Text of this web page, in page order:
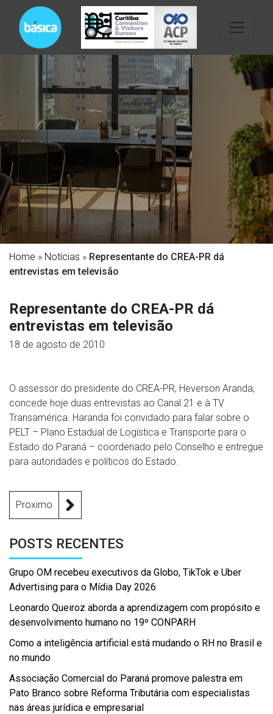
Home » Notícias » Representante do CREA-PR dá
entrevistas em televisão
Representante do CREA-PR dá
entrevistas em televisão
18 de agosto de 2010
O assessor do presidente do CREA-PR, Heverson Aranda,
concede hoje duas entrevistas ao Canal 21 e à TV
Transamérica. Haranda foi convidado para falar sobre o
PELT – Plano Estadual de Logística e Transporte para o
Estado do Paraná – coordenado pelo Conselho e entregue
para autoridades e políticos do Estado.
Proximo
POSTS RECENTES
Grupo OM recebeu executivos da Globo, TikTok e Uber
Advertising para o Mídia Day 2026
Leonardo Queiroz aborda a aprendizagem com propósito e
desenvolvimento humano no 19º CONPARH
Como a inteligência artificial está mudando o RH no Brasil e
no mundo
Associação Comercial do Paraná promove palestra em
Pato Branco sobre Reforma Tributária com especialistas
nas áreas jurídica e empresarial